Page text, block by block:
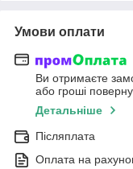
Умови оплати
Ви отримаєте
або гроші
Детальніше
Післяплата
Оплата на